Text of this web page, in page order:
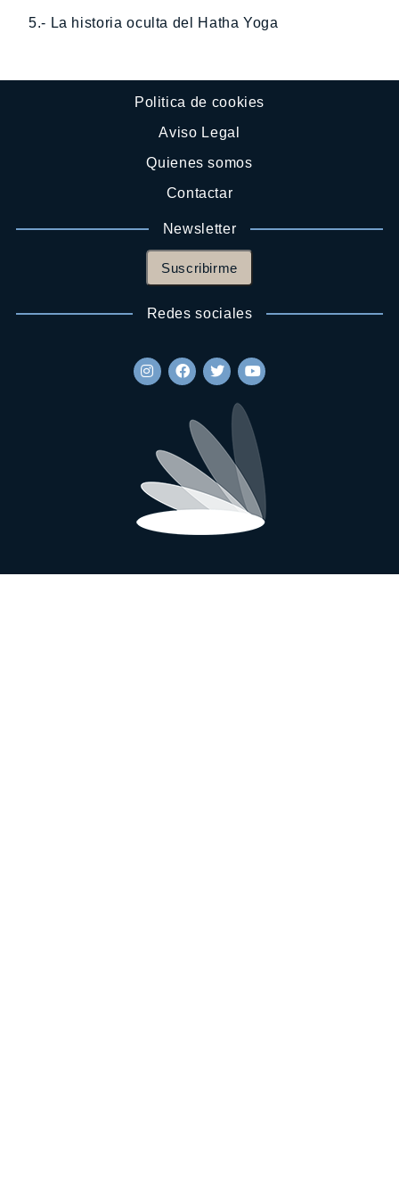
5.- La historia oculta del Hatha Yoga
Politica de cookies
Aviso Legal
Quienes somos
Contactar
Newsletter
Suscribirme
Redes sociales